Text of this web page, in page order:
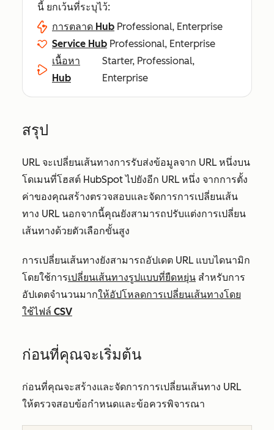
นี้ ยกเว้นที่ระบุไว้:
การตลาด Hub Professional, Enterprise
Service Hub Professional, Enterprise
เนื้อหา
Hub
Starter, Professional,
Enterprise
สรุป
URL จะเปลี่ยนเส้นทางการรับส่งข้อมูลจาก URL หนึ่งบน
โดเมนที่โฮสต์ HubSpot ไปยังอีก URL หนึ่ง จากการตั้ง
ค่าของคุณสร้างตรวจสอบและจัดการการเปลี่ยนเส้น
ทาง URL นอกจากนี้คุณยังสามารถปรับแต่งการเปลี่ยน
เส้นทางด้วยตัวเลือกขั้นสูง
การเปลี่ยนเส้นทางยังสามารถอัปเดต URL แบบไดนามิก
โดยใช้การเปลี่ยนเส้นทางรูปแบบที่ยืดหยุ่น สำหรับการ
อัปเดตจำนวนมากให้อัปโหลดการเปลี่ยนเส้นทางโดย
ใช้ไฟล์ CSV
ก่อนที่คุณจะเริ่มต้น
ก่อนที่คุณจะสร้างและจัดการการเปลี่ยนเส้นทาง URL
ให้ตรวจสอบข้อกำหนดและข้อควรพิจารณา